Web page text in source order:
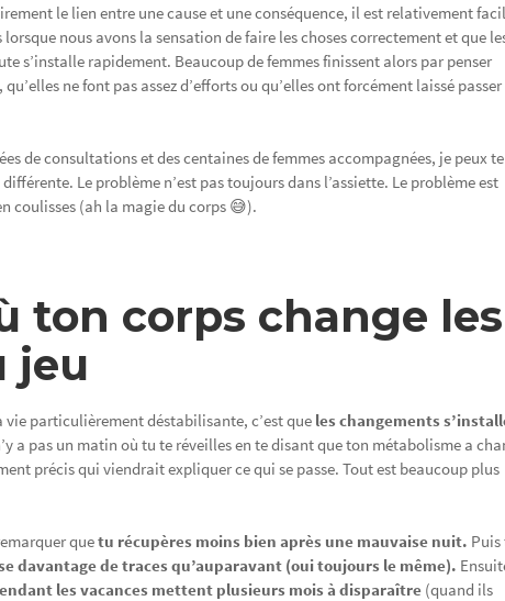
le lien entre une cause et une conséquence, il est relativement
nous avons la sensation de faire les choses correctement et que
s’installe rapidement. Beaucoup de femmes finissent alors par penser
ne font pas assez d’efforts ou qu’elles ont forcément laissé passer
de consultations et des centaines de femmes accompagnées, je peux
Le problème n’est pas toujours dans l’assiette. Le problème est
coulisses (ah la magie du corps 😅).
ton corps change les
jeu
vie particulièrement déstabilisante, c’est que les changements
a pas un matin où tu te réveilles en te disant que ton métabolisme a
précis qui viendrait expliquer ce qui se passe. Tout est beaucoup plus
quetu récupères moins bien après une mauvaise nuit. Puis
davantage de traces qu’auparavant (oui toujours le même).
les vacances mettent plusieurs mois à disparaître(quand ils